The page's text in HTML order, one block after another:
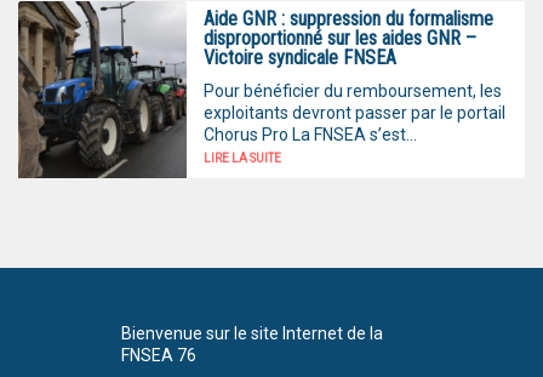
Aide GNR : suppression du formalisme
disproportionné sur les aides GNR –
Victoire syndicale FNSEA
Pour bénéficier du remboursement, les
exploitants devront passer par le portail
Chorus Pro La FNSEA s’est...
LIRE LA SUITE
Bienvenue sur le site Internet de la
FNSEA 76